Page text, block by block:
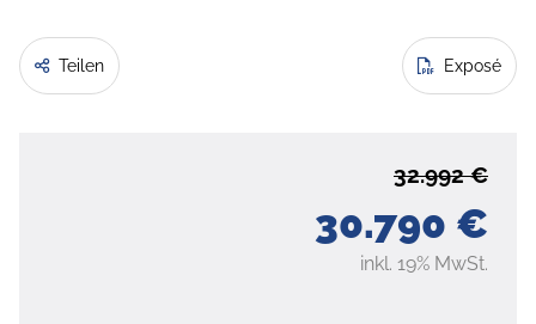
Teilen Exposé
30.790 €
32.992 €
inkl. 19% MwSt.